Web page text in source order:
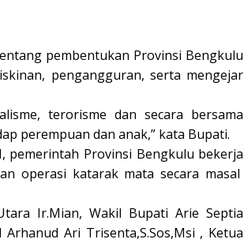
pembentukan Provinsi Bengkulu
pengangguran, serta mengejar
terorisme dan secara bersama
perempuan dan anak,” kata Bupati.
pemerintah Provinsi Bengkulu bekerja
operasi katarak mata secara masal
Ir.Mian, Wakil Bupati Arie Septia
Ari Trisenta,S.Sos,Msi , Ketua